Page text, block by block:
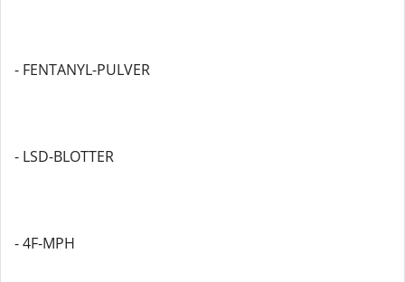
- FENTANYL-PULVER
- LSD-BLOTTER
- 4F-MPH